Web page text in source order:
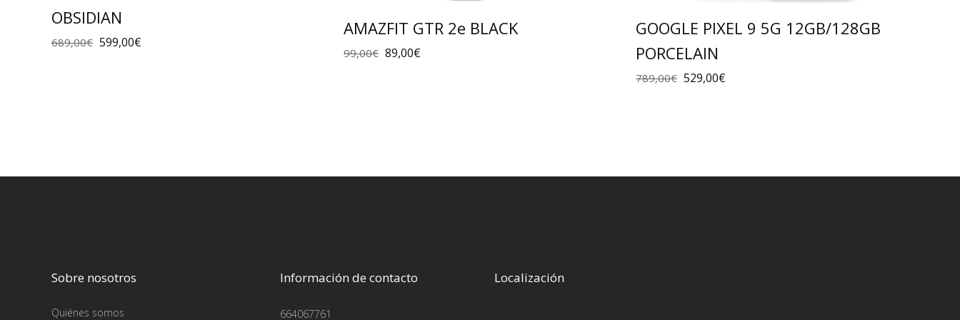
OBSIDIAN
689,00€ 599,00€
AMAZFIT GTR 2e BLACK
99,00€ 89,00€
GOOGLE PIXEL 9 5G 12GB/128GB
PORCELAIN
789,00€ 529,00€
Sobre nosotros
Quiénes somos
Información de contacto
664067761
Localización